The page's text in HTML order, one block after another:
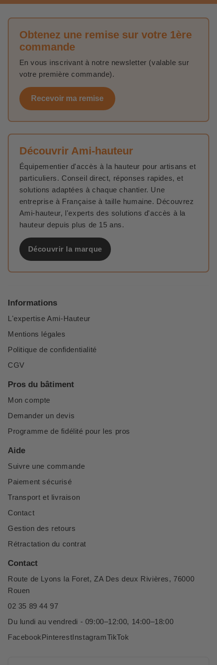
Obtenez une remise sur votre 1ère
commande
En vous inscrivant à notre newsletter (valable sur
votre première commande).
Recevoir ma remise
Découvrir Ami-hauteur
Équipementier d'accès à la hauteur pour artisans et
particuliers. Conseil direct, réponses rapides, et
solutions adaptées à chaque chantier. Une
entreprise à Française à taille humaine. Découvrez
Ami-hauteur, l'experts des solutions d'accès à la
hauteur depuis plus de 15 ans.
Découvrir la marque
Informations
L'expertise Ami-Hauteur
Mentions légales
Politique de confidentialité
CGV
Pros du bâtiment
Mon compte
Demander un devis
Programme de fidélité pour les pros
Aide
Suivre une commande
Paiement sécurisé
Transport et livraison
Contact
Gestion des retours
Rétractation du contrat
Contact
Route de Lyons la Foret, ZA Des deux Rivières, 76000
Rouen
02 35 89 44 97
Du lundi au vendredi - 09:00–12:00, 14:00–18:00
FacebookPinterestInstagramTikTok